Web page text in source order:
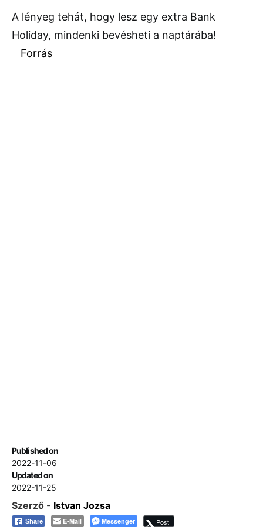
Published on
2022-11-06
Updated on
2022-11-25
A lényeg tehát, hogy lesz egy extra Bank
Holiday, mindenki bevésheti a naptárába!
Forrás
Szerző - Istvan Jozsa
Share E-Mail Messenger Post